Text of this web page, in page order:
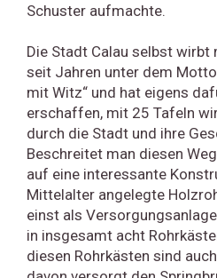
Schuster aufmachte.
Die Stadt Calau selbst
seit Jahren unter dem
mit Witz“ und hat eigens
erschaffen, mit 25 Tafeln
durch die Stadt und ihre
Beschreitet man diesen
auf eine interessante
Mittelalter angelegte
einst als
in insgesamt acht
diesen Rohrkästen sind